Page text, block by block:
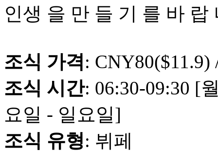
인생 을 만 들 기 를 바 랍
조식 가격: CNY80($11.9)
조식 시간: 06:30-09:30 [
요일 - 일요일]
조식 유형: 뷔페